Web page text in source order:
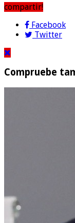
compartir!
Facebook
Twitter
Compruebe